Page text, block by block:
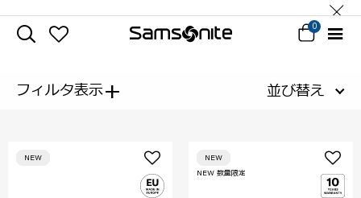
0
フィルタ表示+ 並び替え
NEW
NEW 数量限定
NEW